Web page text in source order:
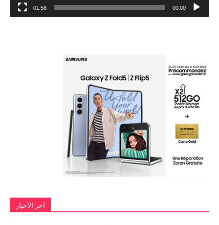
00:00
01:58
آخر الأخبار